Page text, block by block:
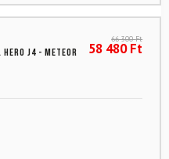
Hero J4 - Meteor
66 300Ft
58 480Ft